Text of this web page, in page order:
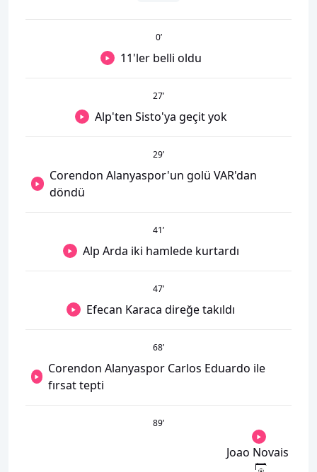
0’
11'ler belli oldu
27’
Alp'ten Sisto'ya geçit yok
29’
Corendon Alanyaspor'un golü VAR'dan
döndü
41’
Alp Arda iki hamlede kurtardı
47’
Efecan Karaca direğe takıldı
68’
Corendon Alanyaspor Carlos Eduardo ile
fırsat tepti
89’
Joao Novais